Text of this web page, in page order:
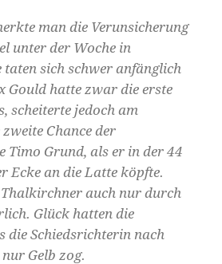
man die Verunsicherung
unter der Woche in
taten sich schwer anfänglich
Gould hatte zwar die erste
scheiterte jedoch am
Chance der
Timo Grund, als er in der 44
Ecke an die Latte köpfte.
auch nur durch
Glück hatten die
die Schiedsrichterin nach
Gelb zog.